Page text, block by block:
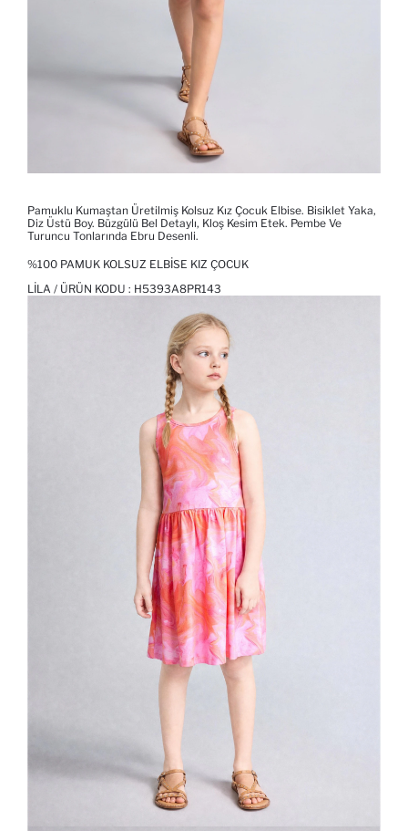
Pamuklu Kumaştan Üretilmiş Kolsuz Kız Çocuk Elbise. Bisiklet Yaka,
Diz Üstü Boy. Büzgülü Bel Detaylı, Kloş Kesim Etek. Pembe Ve
Turuncu Tonlarında Ebru Desenli.
%100 PAMUK KOLSUZ ELBISE KIZ ÇOCUK
LILA / ÜRÜN KODU : H5393A8PR143